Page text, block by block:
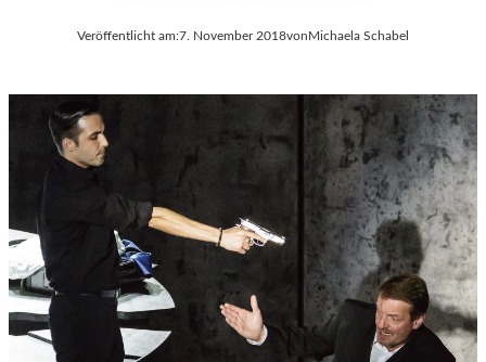
Veröffentlicht am:7. November 2018vonMichaela Schabel